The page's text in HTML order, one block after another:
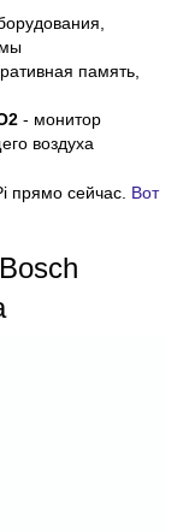
память,
- монитор
воздуха
прямо сейчас. Вот